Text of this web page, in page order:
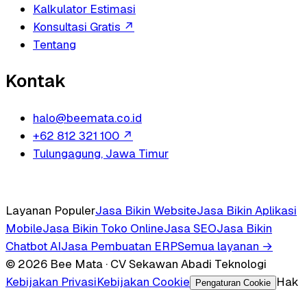
Kalkulator Estimasi
Konsultasi Gratis ↗
Tentang
Kontak
halo@beemata.co.id
+62 812 321 100 ↗
Tulungagung, Jawa Timur
Layanan PopulerJasa Bikin WebsiteJasa Bikin Aplikasi
MobileJasa Bikin Toko OnlineJasa SEOJasa Bikin
Chatbot AIJasa Pembuatan ERPSemua layanan →
© 2026 Bee Mata · CV Sekawan Abadi Teknologi
Kebijakan PrivasiKebijakan Cookie Pengaturan Cookie
Hak